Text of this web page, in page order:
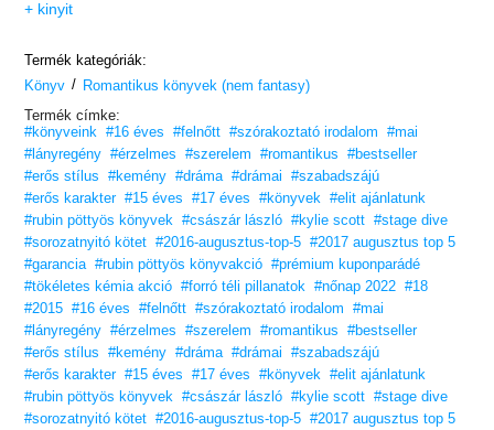
maga a tökéletes rock-regény.”
„A könyv elrabolta a szívemet. Minden, amit a szereplők tesznek, és
egészen új módon meséli el a történetet.”
– Totally Booked
+ kinyit
Termék kategóriák:
Könyv / Romantikus könyvek (nem fantasy)
Termék címke:
#könyveink
#16 éves #felnőtt #szórakoztató irodalom
#mai
#lányregény #érzelmes #szerelem #romantikus
#bestseller
#erős stílus
#kemény #dráma #drámai
#szabadszájú
#erős karakter #15 éves #17 éves #könyvek
#elit ajánlatunk
#rubin pöttyös könyvek
#császár lászló #kylie scott #stage dive
#sorozatnyitó kötet #2016-augusztus-top-5 #2017 augusztus top 5
#garancia #rubin pöttyös könyvakció #prémium kuponparádé
#tökéletes kémia akció #forró téli pillanatok #nőnap 2022 #18
#2015 #16 éves #felnőtt #szórakoztató irodalom
#mai
#lányregény #érzelmes #szerelem #romantikus
#bestseller
#erős stílus
#kemény #dráma #drámai
#szabadszájú
#erős karakter #15 éves #17 éves #könyvek
#elit ajánlatunk
#rubin pöttyös könyvek
#császár lászló #kylie scott #stage dive
#sorozatnyitó kötet #2016-augusztus-top-5 #2017 augusztus top 5